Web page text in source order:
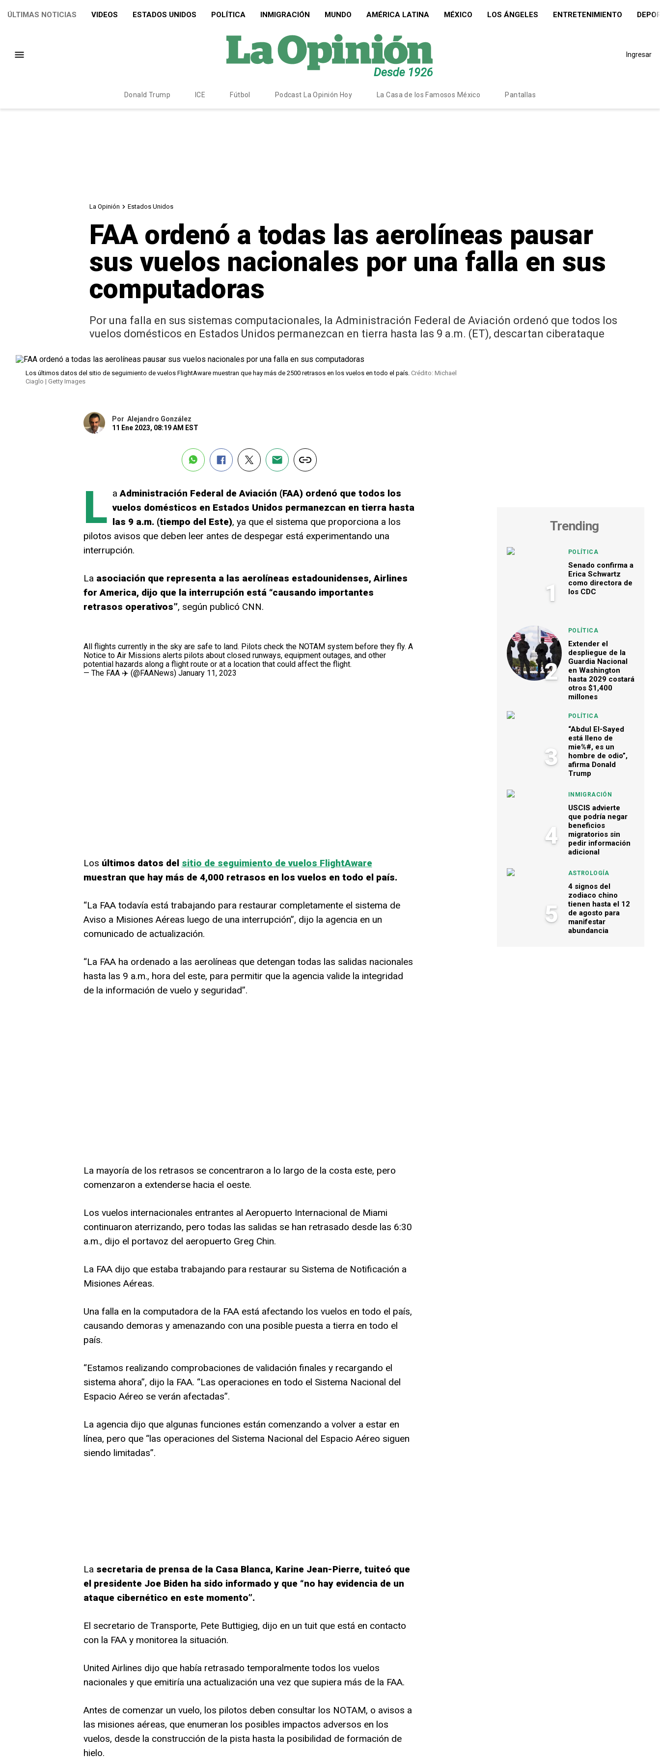
ÚLTIMAS NOTICIAS VIDEOS ESTADOS UNIDOS POLÍTICA INMIGRACIÓN MUNDO AMÉRICA LATINA MÉXICO LOS ÁNGELES ENTRETENIMIENTO
Ingresar
Donald Trump ICE Fútbol Podcast La Opinión Hoy La Casa de los Famosos México Pantallas
La Opinión Estados Unidos
FAA ordenó a todas las aerolíneas pausar
sus vuelos nacionales por una falla en sus
computadoras
Por una falla en sus sistemas computacionales, la Administración Federal de Aviación ordenó que todos los
vuelos domésticos en Estados Unidos permanezcan en tierra hasta las 9 a.m. (ET), descartan ciberataque
Los últimos datos del sitio de seguimiento de vuelos FlightAware muestran que hay más de 2500 retrasos en los vuelos en todo el país. Crédito: Michael
Ciaglo | Getty Images
Por Alejandro González
11 Ene 2023, 08:19 AM EST
L aAdministración Federal de Aviación (FAA) ordenó que todos los
vuelos domésticos en Estados Unidos permanezcan en tierra hasta
las 9 a.m. (tiempo del Este), ya que el sistema que proporciona a los
pilotos avisos que deben leer antes de despegar está experimentando una
interrupción.
La asociación que representa a las aerolíneas estadounidenses, Airlines
for America, dijo que la interrupción está “causando importantes
retrasos operativos”, según publicó CNN.
All flights currently in the sky are safe to land. Pilots check the NOTAM system before they fly. A
Notice to Air Missions alerts pilots about closed runways, equipment outages, and other
potential hazards along a flight route or at a location that could affect the flight.
— The FAA ✈️ (@FAANews) January 11, 2023
Los últimos datos del sitio de seguimiento de vuelos FlightAware
muestran que hay más de 4,000 retrasos en los vuelos en todo el país.
“La FAA todavía está trabajando para restaurar completamente el sistema de
Aviso a Misiones Aéreas luego de una interrupción”, dijo la agencia en un
comunicado de actualización.
“La FAA ha ordenado a las aerolíneas que detengan todas las salidas nacionales
hasta las 9 a.m., hora del este, para permitir que la agencia valide la integridad
de la información de vuelo y seguridad”.
La mayoría de los retrasos se concentraron a lo largo de la costa este, pero
comenzaron a extenderse hacia el oeste.
Los vuelos internacionales entrantes al Aeropuerto Internacional de Miami
continuaron aterrizando, pero todas las salidas se han retrasado desde las 6:30
a.m., dijo el portavoz del aeropuerto Greg Chin.
La FAA dijo que estaba trabajando para restaurar su Sistema de Notificación a
Misiones Aéreas.
Una falla en la computadora de la FAA está afectando los vuelos en todo el país,
causando demoras y amenazando con una posible puesta a tierra en todo el
país.
“Estamos realizando comprobaciones de validación finales y recargando el
sistema ahora”, dijo la FAA. “Las operaciones en todo el Sistema Nacional del
Espacio Aéreo se verán afectadas”.
La agencia dijo que algunas funciones están comenzando a volver a estar en
línea, pero que “las operaciones del Sistema Nacional del Espacio Aéreo siguen
siendo limitadas”.
La secretaria de prensa de la Casa Blanca, Karine Jean-Pierre, tuiteó que
el presidente Joe Biden ha sido informado y que “no hay evidencia de un
ataque cibernético en este momento”.
El secretario de Transporte, Pete Buttigieg, dijo en un tuit que está en contacto
con la FAA y monitorea la situación.
United Airlines dijo que había retrasado temporalmente todos los vuelos
nacionales y que emitiría una actualización una vez que supiera más de la FAA.
Antes de comenzar un vuelo, los pilotos deben consultar los NOTAM, o avisos a
las misiones aéreas, que enumeran los posibles impactos adversos en los
vuelos, desde la construcción de la pista hasta la posibilidad de formación de
hielo.
Trending
1
POLÍTICA
Senado confirma a
Erica Schwartz
como directora de
los CDC
2
POLÍTICA
Extender el
despliegue de la
Guardia Nacional
en Washington
hasta 2029 costará
otros $1,400
millones
3
POLÍTICA
“Abdul El-Sayed
está lleno de
mie%#, es un
hombre de odio”,
afirma Donald
Trump
4
INMIGRACIÓN
USCIS advierte
que podría negar
beneficios
migratorios sin
pedir información
adicional
5
ASTROLOGÍA
4 signos del
zodiaco chino
tienen hasta el 12
de agosto para
manifestar
abundancia